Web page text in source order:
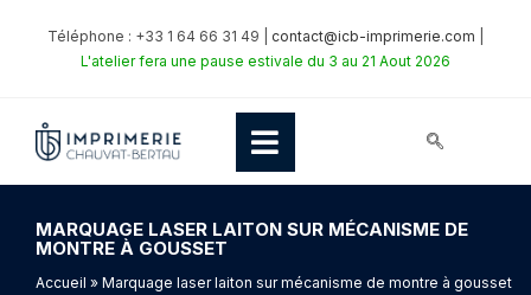
Téléphone : +33 1 64 66 31 49 | contact@icb-imprimerie.com
L'atelier fera une pause estivale du 3 au 21 Aout 2026
MARQUAGE LASER LAITON SUR MÉCANISME DE
MONTRE À GOUSSET
Accueil » Marquage laser laiton sur mécanisme de montre à gousset